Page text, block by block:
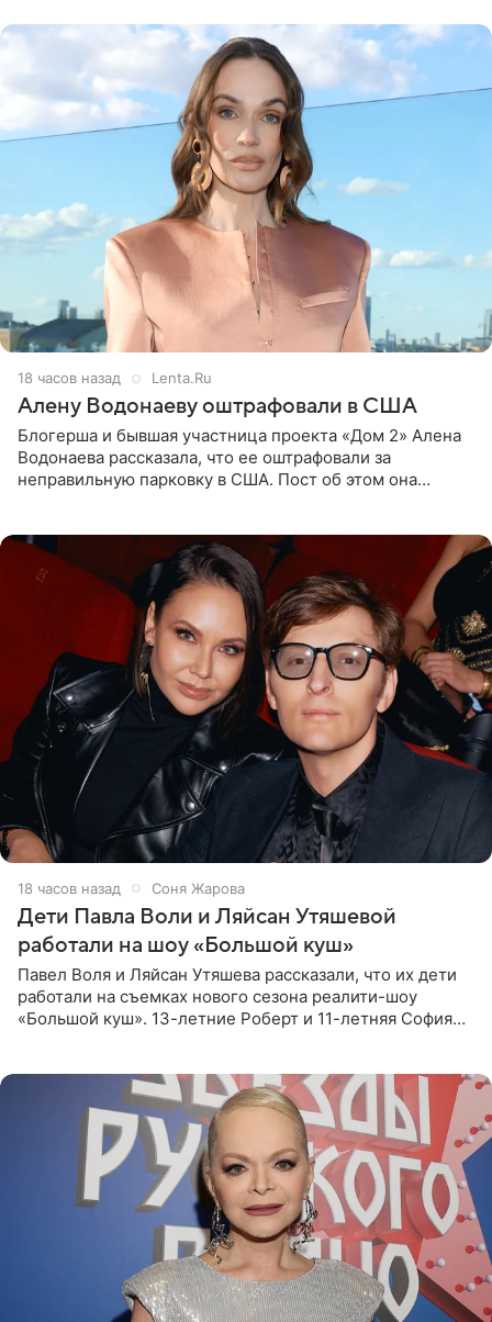
18 часов назад Lenta.Ru
Алену Водонаеву оштрафовали в США
Блогерша и бывшая участница проекта «Дом 2» Алена
Водонаева рассказала, что ее оштрафовали за
неправильную парковку в США. Пост об этом она
18 часов назад Соня Жарова
Дети Павла Воли и Ляйсан Утяшевой
работали на шоу «Большой куш»
Павел Воля и Ляйсан Утяшева рассказали, что их дети
работали на съемках нового сезона реалити-шоу
«Большой куш». 13-летние Роберт и 11-летняя София